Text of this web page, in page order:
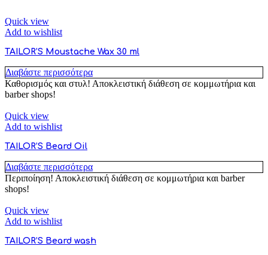
Quick view
Add to wishlist
TAILOR’S Moustache Wax 30 ml
Διαβάστε περισσότερα
Καθορισμός και στυλ! Αποκλειστική διάθεση σε κομμωτήρια και
barber shops!
Quick view
Add to wishlist
TAILOR’S Beard Oil
Διαβάστε περισσότερα
Περιποίηση! Αποκλειστική διάθεση σε κομμωτήρια και barber
shops!
Quick view
Add to wishlist
TAILOR’S Beard wash